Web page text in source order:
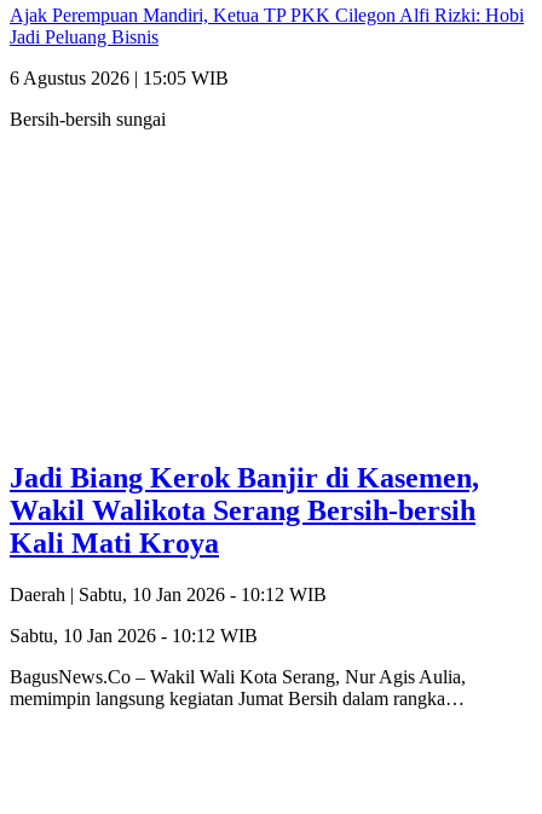
Ajak Perempuan Mandiri, Ketua TP PKK Cilegon Alfi Rizki: Hobi
Jadi Peluang Bisnis
6 Agustus 2026 | 15:05 WIB
Bersih-bersih sungai
Jadi Biang Kerok Banjir di Kasemen,
Wakil Walikota Serang Bersih-bersih
Kali Mati Kroya
Daerah | Sabtu, 10 Jan 2026 - 10:12 WIB
Sabtu, 10 Jan 2026 - 10:12 WIB
BagusNews.Co – Wakil Wali Kota Serang, Nur Agis Aulia,
memimpin langsung kegiatan Jumat Bersih dalam rangka…